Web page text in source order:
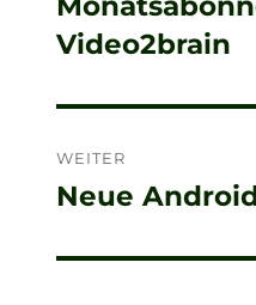
Vorheriger
Beitrag:
Video2brain
WEITER
Nächster
Neue